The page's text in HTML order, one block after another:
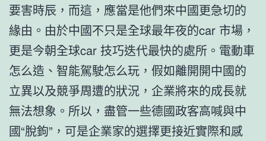
要害時辰，而這，應當是他們來中國更急切的
緣由。由於中國不只是全球最年夜的car 市場，
更是今朝全球car 技巧迭代最快的處所。電動車
怎么造、智能駕駛怎么玩，假如離開開中國的
立異以及競爭周遭的狀況，企業將來的成長就
無法想象。所以，盡管一些德國政客高喊與中
國“脫鉤”，可是企業家的選擇更接近實際和感